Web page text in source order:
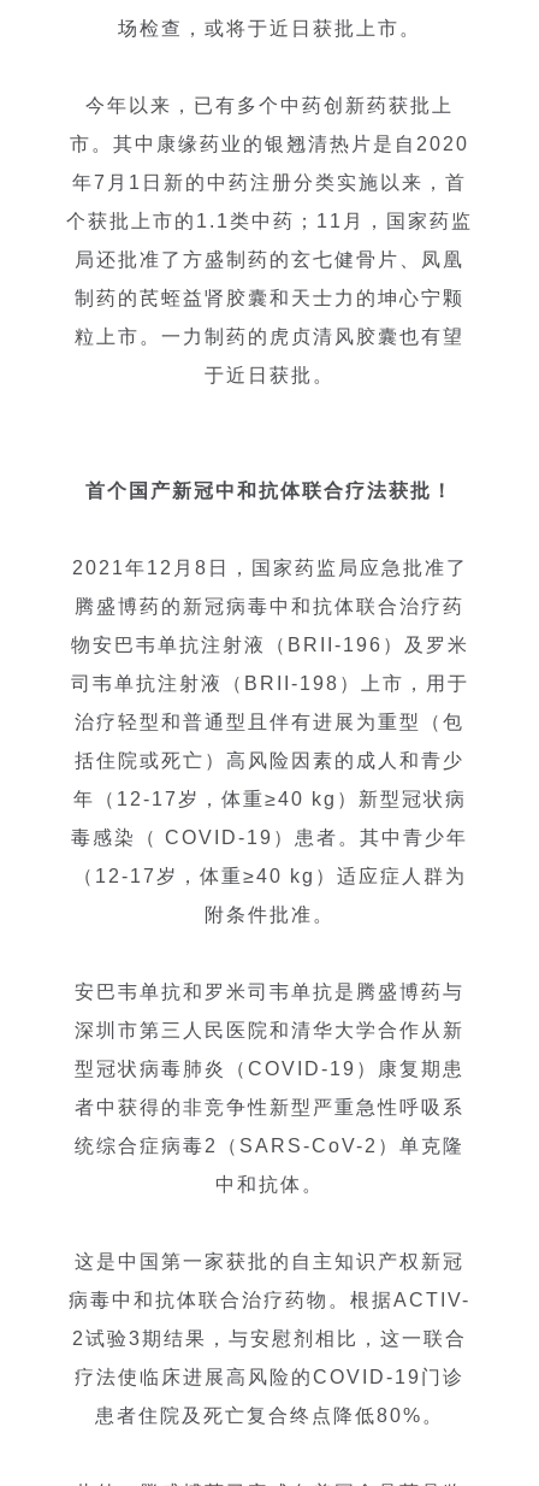
场检查，或将于近日获批上市。
今年以来，已有多个中药创新药获批上
市。其中康缘药业的银翘清热片是自2020
年7月1日新的中药注册分类实施以来，首
个获批上市的1.1类中药；11月，国家药监
局还批准了方盛制药的玄七健骨片、凤凰
制药的芪蛭益肾胶囊和天士力的坤心宁颗
粒上市。一力制药的虎贞清风胶囊也有望
于近日获批。
首个国产新冠中和抗体联合疗法获批！
2021年12月8日，国家药监局应急批准了
腾盛博药的新冠病毒中和抗体联合治疗药
物安巴韦单抗注射液（BRII-196）及罗米
司韦单抗注射液（BRII-198）上市，用于
治疗轻型和普通型且伴有进展为重型（包
括住院或死亡）高风险因素的成人和青少
年（12-17岁，体重≥40 kg）新型冠状病
毒感染（ COVID-19）患者。其中青少年
（12-17岁，体重≥40 kg）适应症人群为
附条件批准。
安巴韦单抗和罗米司韦单抗是腾盛博药与
深圳市第三人民医院和清华大学合作从新
型冠状病毒肺炎（COVID-19）康复期患
者中获得的非竞争性新型严重急性呼吸系
统综合症病毒2（SARS-CoV-2）单克隆
中和抗体。
这是中国第一家获批的自主知识产权新冠
病毒中和抗体联合治疗药物。根据ACTIV-
2试验3期结果，与安慰剂相比，这一联合
疗法使临床进展高风险的COVID-19门诊
患者住院及死亡复合终点降低80%。